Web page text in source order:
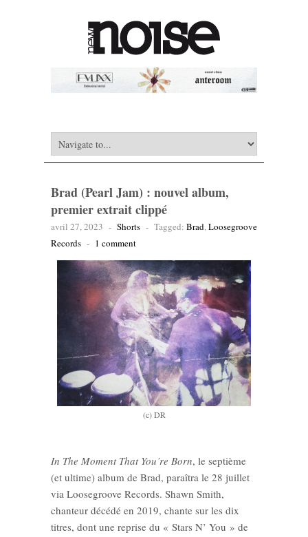
Brad (Pearl Jam) : nouvel album,
premier extrait clippé
avril 27, 2023 - Shorts - Tagged: Brad,Loosegroove
Records - 1 comment
(c) DR
In The Moment That You’re Born, le septième
(et ultime) album de Brad, paraîtra le 28 juillet
via Loosegroove Records. Shawn Smith,
chanteur décédé en 2019, chante sur les dix
titres, dont une reprise du « Stars N’ You » de